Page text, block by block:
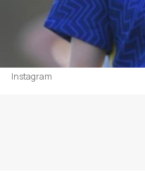
Instagram